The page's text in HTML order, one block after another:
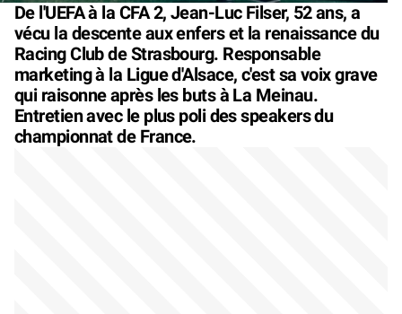
De l'UEFA à la CFA 2, Jean-Luc Filser, 52 ans, a
vécu la descente aux enfers et la renaissance du
Racing Club de Strasbourg. Responsable
marketing à la Ligue d'Alsace, c'est sa voix grave
qui raisonne après les buts à La Meinau.
Entretien avec le plus poli des speakers du
championnat de France.